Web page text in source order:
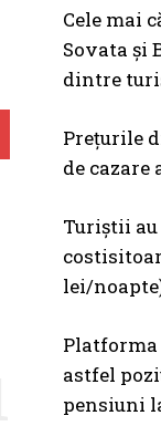
Cele mai
Sovata și
dintre
Prețurile
de cazare
Turiștii
lei/
Platforma
astfel
pensiuni